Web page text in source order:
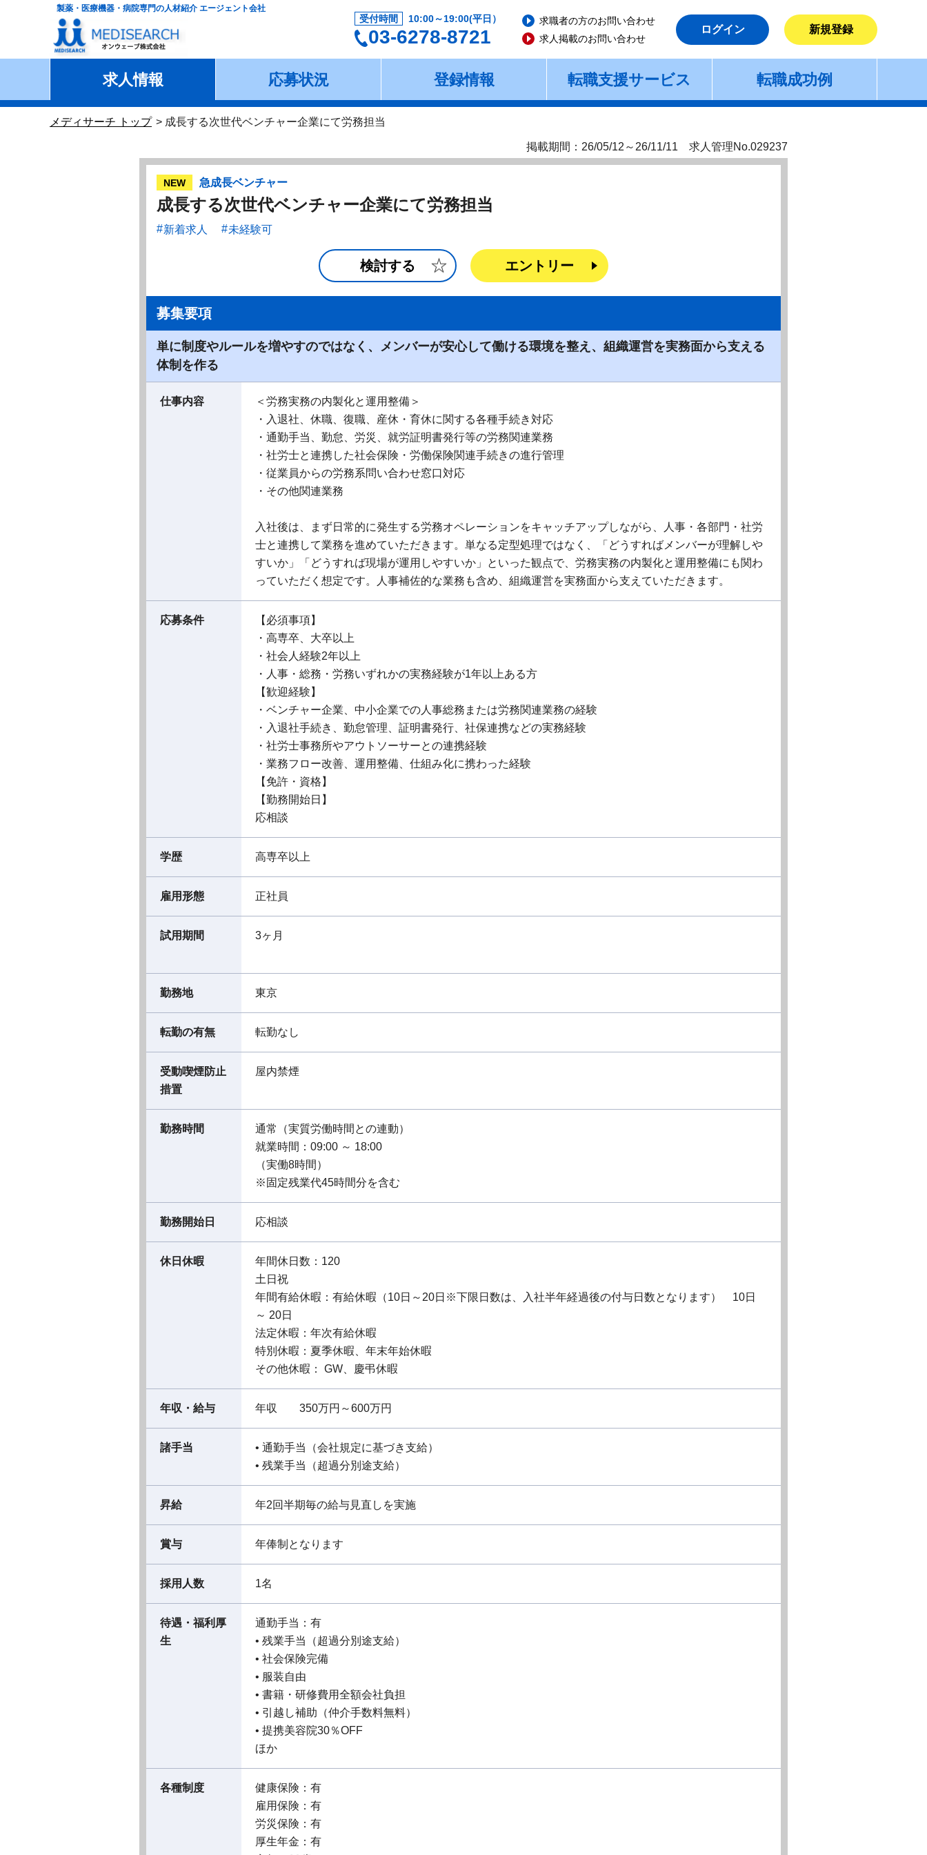
製薬・医療機器・病院専門の人材紹介 エージェント会社
受付時間 10:00～19:00(平日）
03-6278-8721
求職者の方のお問い合わせ
求人掲載のお問い合わせ
ログイン 新規登録
求人情報 応募状況 登録情報 転職支援サービス 転職成功例
メディサーチ トップ 成長する次世代ベンチャー企業にて労務担当
掲載期間：26/05/12～26/11/11 求人管理No.029237
NEW 急成長ベンチャー
成長する次世代ベンチャー企業にて労務担当
新着求人 未経験可
検討する エントリー
募集要項
単に制度やルールを増やすのではなく、メンバーが安心して働ける環境を整え、組織運営を実務面から支える
体制を作る
仕事内容
＜労務実務の内製化と運用整備＞
・入退社、休職、復職、産休・育休に関する各種手続き対応
・通勤手当、勤怠、労災、就労証明書発行等の労務関連業務
・社労士と連携した社会保険・労働保険関連手続きの進行管理
・従業員からの労務系問い合わせ窓口対応
・その他関連業務
入社後は、まず日常的に発生する労務オペレーションをキャッチアップしながら、人事・各部門・社労
士と連携して業務を進めていただきます。単なる定型処理ではなく、「どうすればメンバーが理解しや
すいか」「どうすれば現場が運用しやすいか」といった観点で、労務実務の内製化と運用整備にも関わ
っていただく想定です。人事補佐的な業務も含め、組織運営を実務面から支えていただきます。
応募条件
【必須事項】
・高専卒、大卒以上
・社会人経験2年以上
・人事・総務・労務いずれかの実務経験が1年以上ある方
【歓迎経験】
・ベンチャー企業、中小企業での人事総務または労務関連業務の経験
・入退社手続き、勤怠管理、証明書発行、社保連携などの実務経験
・社労士事務所やアウトソーサーとの連携経験
・業務フロー改善、運用整備、仕組み化に携わった経験
【免許・資格】
【勤務開始日】
応相談
学歴 高専卒以上
雇用形態 正社員
試用期間 3ヶ月
勤務地 東京
転勤の有無 転勤なし
受動喫煙防止
措置
屋内禁煙
勤務時間
通常（実質労働時間との連動）
就業時間：09:00 ～ 18:00
（実働8時間）
※固定残業代45時間分を含む
勤務開始日 応相談
休日休暇
年間休日数：120
土日祝
年間有給休暇：有給休暇（10日～20日※下限日数は、入社半年経過後の付与日数となります） 10日
～ 20日
法定休暇：年次有給休暇
特別休暇：夏季休暇、年末年始休暇
その他休暇： GW、慶弔休暇
年収・給与 年収 350万円～600万円
諸手当
• 通勤手当（会社規定に基づき支給）
• 残業手当（超過分別途支給）
昇給 年2回半期毎の給与見直しを実施
賞与 年俸制となります
採用人数 1名
待遇・福利厚
生
通勤手当：有
• 残業手当（超過分別途支給）
• 社会保険完備
• 服装自由
• 書籍・研修費用全額会社負担
• 引越し補助（仲介手数料無料）
• 提携美容院30％OFF
ほか
各種制度
健康保険：有
雇用保険：有
労災保険：有
厚生年金：有